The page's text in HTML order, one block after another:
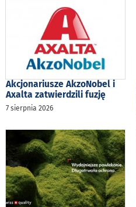
Akcjonariusze AkzoNobel i
Axalta zatwierdzili fuzję
7 sierpnia 2026